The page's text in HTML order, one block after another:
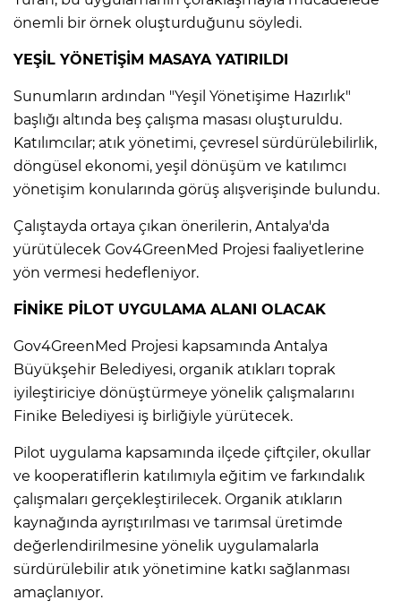
önemli bir örnek oluşturduğunu söyledi.
YEŞİL YÖNETİŞİM MASAYA YATIRILDI
Sunumların ardından "Yeşil Yönetişime Hazırlık"
başlığı altında beş çalışma masası oluşturuldu.
Katılımcılar; atık yönetimi, çevresel sürdürülebilirlik,
döngüsel ekonomi, yeşil dönüşüm ve katılımcı
yönetişim konularında görüş alışverişinde bulundu.
Çalıştayda ortaya çıkan önerilerin, Antalya'da
yürütülecek Gov4GreenMed Projesi faaliyetlerine
yön vermesi hedefleniyor.
FİNİKE PİLOT UYGULAMA ALANI OLACAK
Gov4GreenMed Projesi kapsamında Antalya
Büyükşehir Belediyesi, organik atıkları toprak
iyileştiriciye dönüştürmeye yönelik çalışmalarını
Finike Belediyesi iş birliğiyle yürütecek.
Pilot uygulama kapsamında ilçede çiftçiler, okullar
ve kooperatiflerin katılımıyla eğitim ve farkındalık
çalışmaları gerçekleştirilecek. Organik atıkların
kaynağında ayrıştırılması ve tarımsal üretimde
değerlendirilmesine yönelik uygulamalarla
sürdürülebilir atık yönetimine katkı sağlanması
amaçlanıyor.